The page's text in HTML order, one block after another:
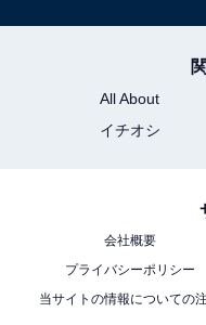
・ダメージが少ない場
商品へのダメージが少
断できるならば、商品
・ダメージが大きい場
All About
イチオシ
会社概要
プライバシーポリシー
当サイトの情報についての